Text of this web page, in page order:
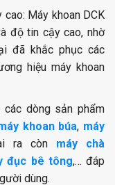
cao: Máy khoan DCK
độ tin cậy cao, nhờ
đã khắc phục các
hiệu máy khoan
các dòng sản phẩm
khoan búa, máy
ra còn máy chà
đục bê tông,… đáp
dùng.